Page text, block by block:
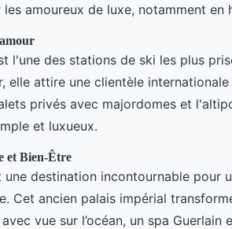
amoureux de luxe, notamment en
l'une des stations de ski les plus
elle attire une clientèle internationale
privés avec majordomes et
et luxueux.
et Bien-Être
une destination incontournable pour
Cet ancien palais impérial
vue sur l’océan, un spa Guerlain